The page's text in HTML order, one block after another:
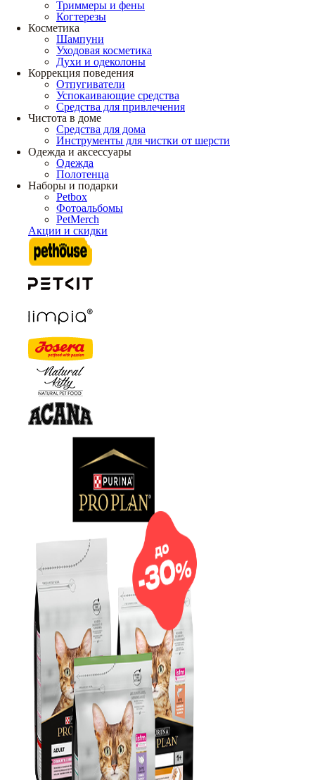
Триммеры и фены
Когтерезы
Косметика
Шампуни
Уходовая косметика
Духи и одеколоны
Коррекция поведения
Отпугиватели
Успокаивающие средства
Средства для привлечения
Чистота в доме
Средства для дома
Инструменты для чистки от шерсти
Одежда и аксессуары
Одежда
Полотенца
Наборы и подарки
Petbox
Фотоальбомы
PetMerch
Акции и скидки